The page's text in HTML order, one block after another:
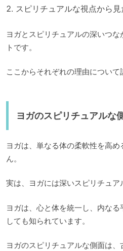
スピリチュアルな視点から
ヨガとスピリチュアルの深いつ
トです。
ここからそれぞれの理由について
ヨガのスピリチュアルな
ヨガは、単なる体の柔軟性を高
ん。
実は、ヨガには深いスピリチュア
ヨガは、心と体を統一し、内な
しても知られています。
ヨガのスピリチュアルな側面は